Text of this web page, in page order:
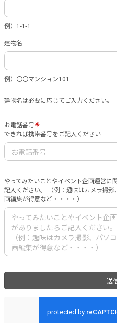
例）1-1-1
建物名
例）〇〇マンション101
建物名は必要に応じてご入力ください。
お電話番号
できれば携帯番号をご記入ください
やってみたいことやイベント企画運営に
記入ください。 （例：趣味はカメラ撮
画編集が得意など・・・・）
送